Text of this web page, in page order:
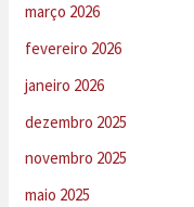
março 2026
fevereiro 2026
janeiro 2026
dezembro 2025
novembro 2025
maio 2025